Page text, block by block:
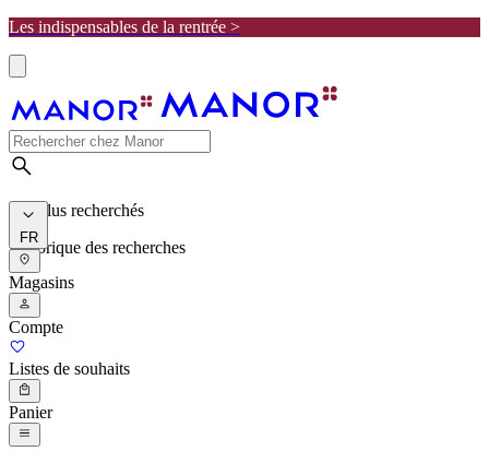
Les indispensables de la rentrée >
Les plus recherchés
Historique des recherches
FR
Magasins
Compte
Listes de souhaits
Panier